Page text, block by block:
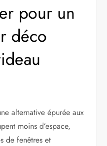
pour un
déco
alternative épurée aux
moins d’espace,
de fenêtres et